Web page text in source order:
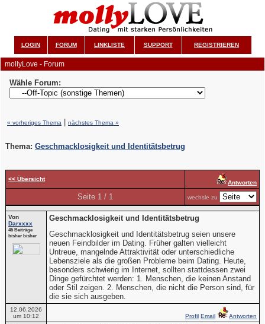
LOGIN FORUM LINKLISTE SUPPORT REGISTRIEREN
mollyLove - Forum
Wähle Forum:
« vorheriges Thema nächstes Thema »
Thema: Geschmacklosigkeit und Identitätsbetrug
<< Übersicht
Antworten
Seite 1 / 1 wechsle zu
Von
Darxxxx
45 Beiträge
bisher bisher
Geschmacklosigkeit und Identitätsbetrug
Geschmacklosigkeit und Identitätsbetrug seien unsere
neuen Feindbilder im Dating. Früher galten vielleicht
Untreue, mangelnde Attraktivität oder unterschiedliche
Lebensziele als die großen Probleme beim Dating. Heute,
besonders schwierig im Internet, sollten stattdessen zwei
Dinge gefürchtet werden: 1. Menschen, die keinen Anstand
oder Stil zeigen. 2. Menschen, die nicht die Person sind, für
die sie sich ausgeben.
12.06.2026
um 10:12
Profil Email
Antworten